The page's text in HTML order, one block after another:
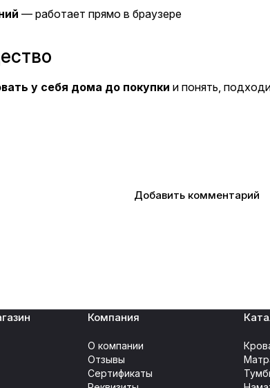
— работает прямо в браузере
у себя дома до покупки и понять,
Добавить комментарий
Компания
О компании
Отзывы
Сертификаты